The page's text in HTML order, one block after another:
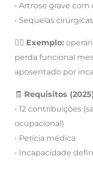
• Artrose grave
• Sequelas
👷‍♂️ Exemplo:
perda funcional
aposentado por
🧾 Requisitos
• 12 contribuições
ocupacional)
• Perícia médica
• Incapacidade